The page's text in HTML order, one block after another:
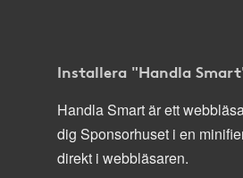
Installera "Handla
Handla Smart är ett
dig Sponsorhuset i en
direkt i webbläsaren.